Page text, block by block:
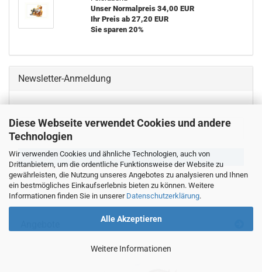
Diese Webseite verwendet Cookies und andere
Technologien
Wir verwenden Cookies und ähnliche Technologien, auch von
Drittanbietern, um die ordentliche Funktionsweise der Website zu
gewährleisten, die Nutzung unseres Angebotes zu analysieren und Ihnen
ein bestmögliches Einkaufserlebnis bieten zu können. Weitere
Informationen finden Sie in unserer Datenschutzerklärung.
Alle Akzeptieren
Weitere Informationen
Unser Normalpreis 34,00 EUR
Ihr Preis ab 27,20 EUR
Sie sparen 20%
Newsletter-Anmeldung
WEITER
ZUR
NEWSLETTER-
ANMELDUNG
E-
Mail
ANMELDEN